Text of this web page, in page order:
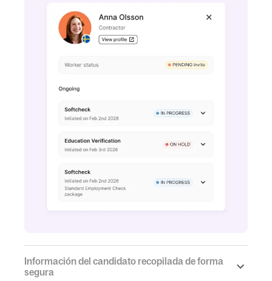
Información del candidato recopilada de forma
segura